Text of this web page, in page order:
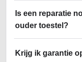
Is een reparatie
ouder toestel?
Krijg ik garantie